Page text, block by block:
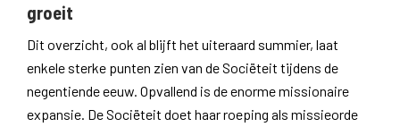
groeit
Dit overzicht, ook al blijft het uiteraard summier, laat
enkele sterke punten zien van de Sociëteit tijdens de
negentiende eeuw. Opvallend is de enorme missionaire
expansie. De Sociëteit doet haar roeping als missieorde